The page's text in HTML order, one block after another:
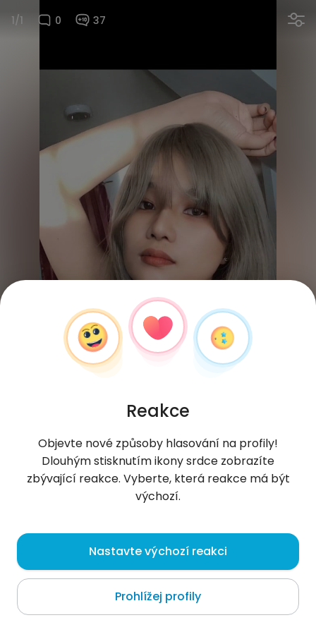
1/1 0 37
Aathenaq , 27
Luxembourg
O mně
Reakce
Objevte nové způsoby hlasování na profily!
Dlouhým stisknutím ikony srdce zobrazíte
zbývající reakce. Vyberte, která reakce má být
výchozí.
Nastavte výchozí reakci
Prohlížej profily